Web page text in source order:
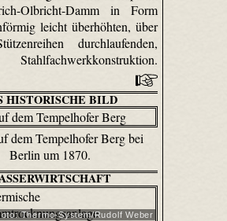
Olbricht-Damm in Form
leicht überhöhten, über
durchlaufenden,
HISTORISCHE BILD
dem Tempelhofer Berg bei
Berlin um 1870.
Thermo-System/Rudolf Weber